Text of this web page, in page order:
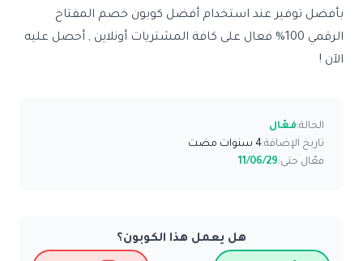
بأفضل توفير عند استخدام أفضل كوبون خصم المفتاح
الرقمي 100% فعال على كافة المشتريات أونلاين , أحصل عليه
الآن !
الحالة:فعّال
تاريخ الإضافة:4 سنوات مضت
فعّال حتى:11/06/29
هل يعمل هذا الكوبون؟